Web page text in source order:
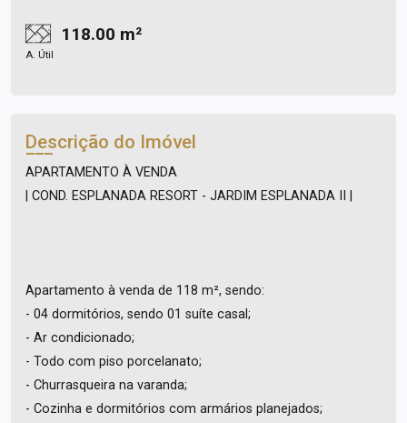
118.00 m²
A. Útil
Descrição do Imóvel
APARTAMENTO À VENDA
| COND. ESPLANADA RESORT - JARDIM ESPLANADA II |
Apartamento à venda de 118 m², sendo:
- 04 dormitórios, sendo 01 suíte casal;
- Ar condicionado;
- Todo com piso porcelanato;
- Churrasqueira na varanda;
- Cozinha e dormitórios com armários planejados;